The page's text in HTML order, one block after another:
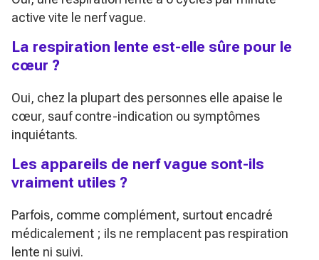
active vite le nerf vague.
La respiration lente est-elle sûre pour le
cœur ?
Oui, chez la plupart des personnes elle apaise le
cœur, sauf contre-indication ou symptômes
inquiétants.
Les appareils de nerf vague sont-ils
vraiment utiles ?
Parfois, comme complément, surtout encadré
médicalement ; ils ne remplacent pas respiration
lente ni suivi.